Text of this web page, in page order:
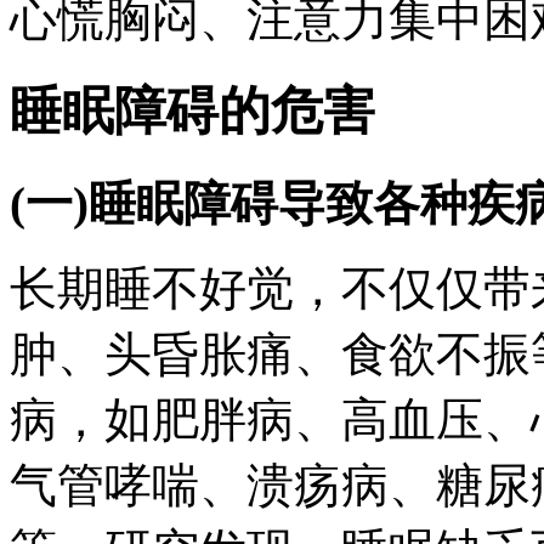
心慌胸闷、注意力集中
睡眠障碍的危害
(一)睡眠障碍导致各种疾
长期睡不好觉，不仅仅
肿、头昏胀痛、食欲不
病，如肥胖病、高血压
气管哮喘、溃疡病、糖